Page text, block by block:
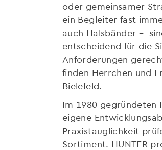
oder gemeinsamer
ein Begleiter fast
auch Halsbänder –
entscheidend für die
Anforderungen
finden Herrchen und
Bielefeld.
Im 1980 gegründeten
eigene
Praxistauglichkeit
Sortiment. HUNTER